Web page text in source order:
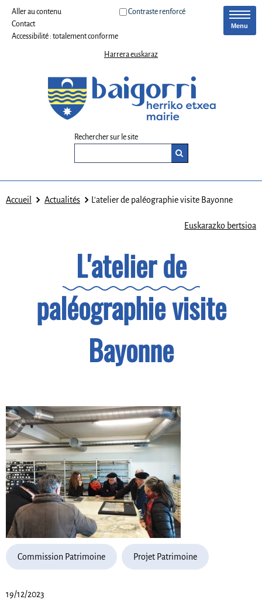
Aller au contenu
Contact
Accessibilité : totalement conforme
Contraste renforcé
Harrera euskaraz
Rechercher sur le site
Menu
Accueil Actualités L'atelier de paléographie visite Bayonne
Euskarazko bertsioa
L'atelier de
paléographie visite
Bayonne
Commission Patrimoine Projet Patrimoine
19/12/2023